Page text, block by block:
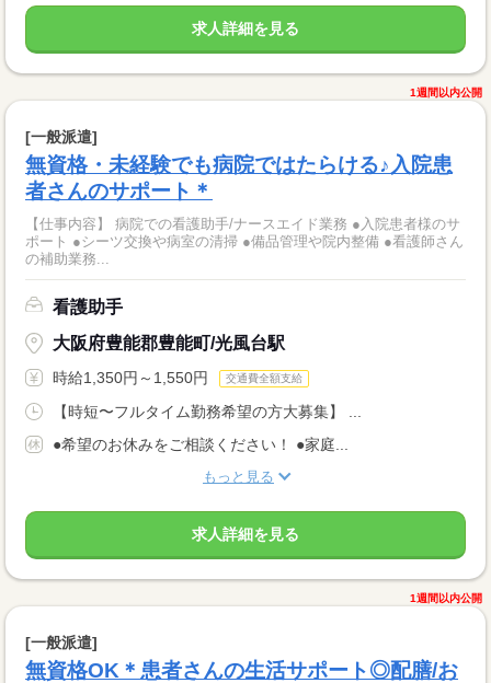
求人詳細を見る
1週間以内公開
[一般派遣]
無資格・未経験でも病院ではたらける♪入院患
者さんのサポート＊
【仕事内容】 病院での看護助手/ナースエイド業務 ●入院患者様のサ
ポート ●シーツ交換や病室の清掃 ●備品管理や院内整備 ●看護師さん
の補助業務...
看護助手
大阪府豊能郡豊能町/光風台駅
時給1,350円～1,550円 交通費全額支給
【時短〜フルタイム勤務希望の方大募集】 ...
●希望のお休みをご相談ください！ ●家庭...
もっと見る
求人詳細を見る
1週間以内公開
[一般派遣]
無資格OK＊患者さんの生活サポート◎配膳/お